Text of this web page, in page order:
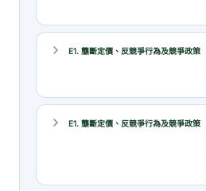
E1. 壟斷定價、反競爭行為及競爭政策
E1. 壟斷定價、反競爭行為及競爭政策